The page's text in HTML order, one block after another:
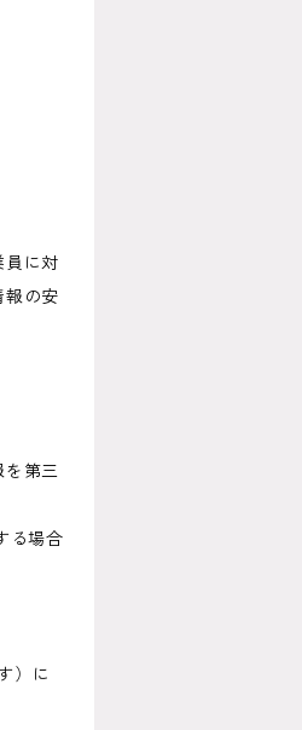
に対
報の安
第三
る場合
）に